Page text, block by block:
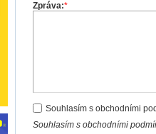
Zpráva:*
Souhlasím s obchodními
Souhlasím s obchodními